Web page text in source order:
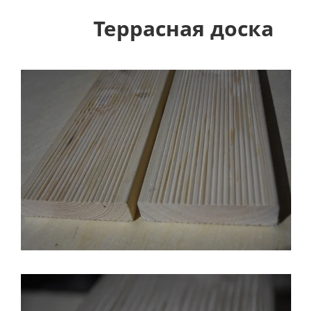
Террасная доска